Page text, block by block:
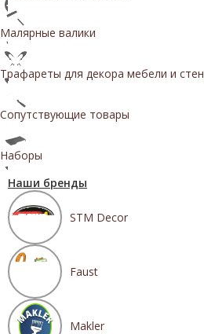
Малярные валики
Трафареты для декора мебели и стен
Сопутствующие товары
Наборы
Наши бренды
STM Decor
Faust
Makler